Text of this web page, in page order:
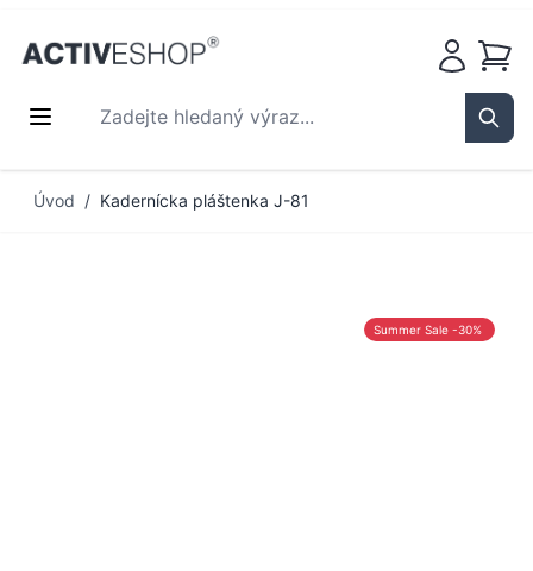
Zadejte hledaný výraz...
Košík
Úvod / Kadernícka pláštenka J-81
Summer Sale -30%